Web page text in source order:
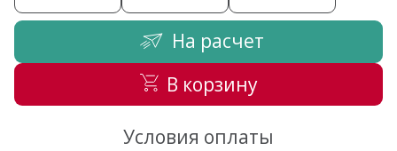
На расчет
В корзину
Условия оплаты